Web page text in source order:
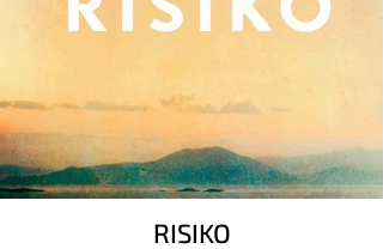
RISIKO